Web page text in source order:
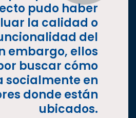
pudo haber
la calidad o
del
embargo, ellos
buscar cómo
socialmente en
donde están
ubicados.